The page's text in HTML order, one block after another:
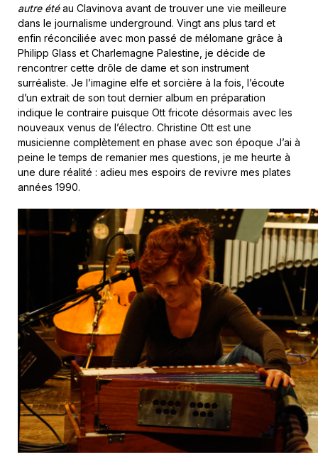
autre étéau Clavinova avant de trouver une vie meilleure
dans le journalisme underground. Vingt ans plus tard et
enfin réconciliée avec mon passé de mélomane grâce à
Philipp Glass et Charlemagne Palestine, je décide de
rencontrer cette drôle de dame et son instrument
surréaliste. Je l’imagine elfe et sorcière à la fois, l’écoute
d’un extrait de son tout dernier album en préparation
indique le contraire puisque Ott fricote désormais avec les
nouveaux venus de l’électro. Christine Ott est une
musicienne complètement en phase avec son époque J’ai à
peine le temps de remanier mes questions, je me heurte à
une dure réalité : adieu mes espoirs de revivre mes plates
années 1990.